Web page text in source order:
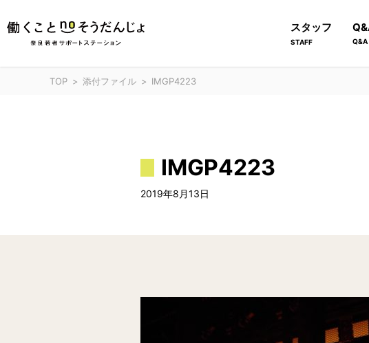
スタッフ
STAFF Q&A
TOP 添付ファイル IMGP4223
IMGP4223
2019年8月13日